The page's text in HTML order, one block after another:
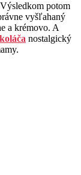
potom
vyšľahaný
a krémovo. A
nostalgický